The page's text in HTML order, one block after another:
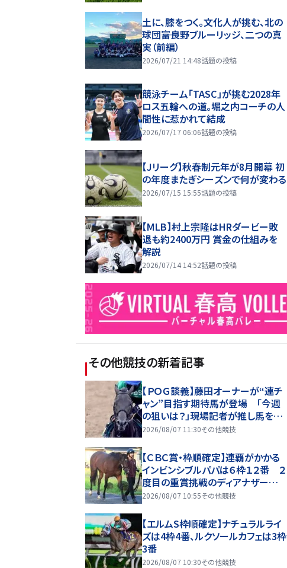
土に、膝をつく。文化人が挑む、北の
球団――富良野ブルーリッジ、二つの真
実（前編）
2026/07/21 14:48話題の投稿
競泳チーム「TASC」が挑む2028年
ロス五輪への道。堀之内コーチの人
間性に惹かれて結成
2026/07/17 06:06話題の投稿
【Jリーグ】秋春制元年が8月開幕 初
の年度またぎシーズンで何が変わる
2026/07/15 15:55話題の投稿
【MLB】村上宗隆はHRダービー敗
退も約2400万円 賞金の仕組みを
解説
2026/07/14 14:52話題の投稿
その他競技の新着記事
【ＰＯＧ談義】藤田オーナーが“連チ
ャン”目指す期待馬が登場 「今週
の狙いは？」現場記者が推し馬をジ
ャッジ
2026/08/07 11:30その他競技
【ＣＢＣ賞・枠順確定】連覇がかかる
インビンシブルパパは６枠１２番 ２
度目の重賞挑戦のディアナザール
は４枠７番に決定
2026/08/07 10:55その他競技
【エルムS枠順確定】ナチュラルライ
ズは4枠4番、ルクソールカフェは3枠
3番
2026/08/07 10:30その他競技